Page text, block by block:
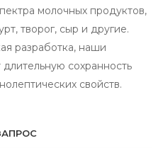
молочных продуктов,
творог, сыр и другие.
разработка, наши
сохранность
свойств.